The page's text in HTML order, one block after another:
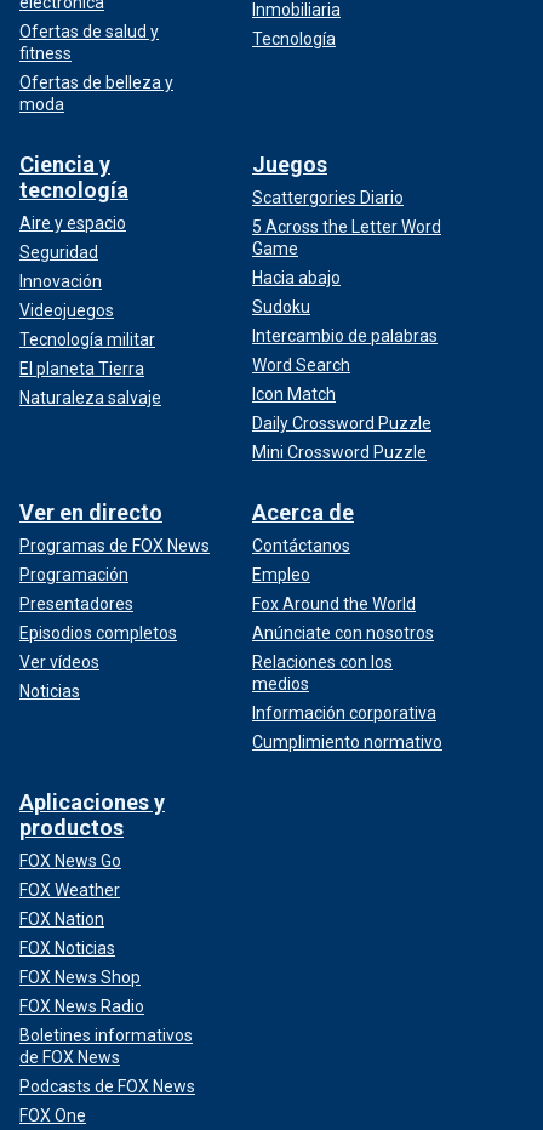
Ofertas de salud y
fitness
Ofertas de belleza y
moda
Inmobiliaria
Tecnología
Ciencia y
tecnología
Aire y espacio
Seguridad
Innovación
Videojuegos
Tecnología militar
El planeta Tierra
Naturaleza salvaje
Juegos
Scattergories Diario
5 Across the Letter Word
Game
Hacia abajo
Sudoku
Intercambio de palabras
Word Search
Icon Match
Daily Crossword Puzzle
Mini Crossword Puzzle
Ver en directo
Programas de FOX News
Programación
Presentadores
Episodios completos
Ver vídeos
Noticias
Acerca de
Contáctanos
Empleo
Fox Around the World
Anúnciate con nosotros
Relaciones con los
medios
Información corporativa
Cumplimiento normativo
Aplicaciones y
productos
FOX News Go
FOX Weather
FOX Nation
FOX Noticias
FOX News Shop
FOX News Radio
Boletines informativos
de FOX News
Podcasts de FOX News
FOX One